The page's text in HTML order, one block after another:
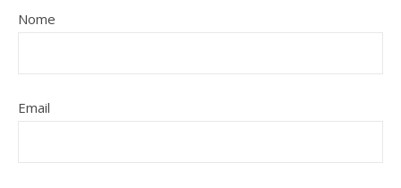
Nome
Email